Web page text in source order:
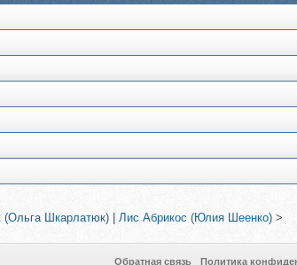
(Ольга Шкарлатюк) Лис Абрикос (Юлия Шеенко) >
Обратная связь Политика